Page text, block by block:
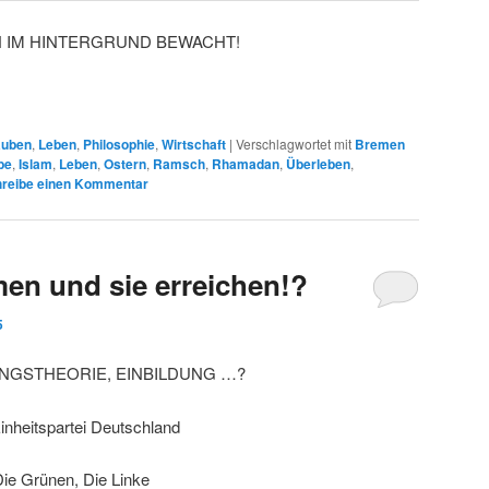
HINTERGRUND BEWACHT!
, Leben, Philosophie, Wirtschaft | Verschlagwortet mit Bremen
, Islam, Leben, Ostern, Ramsch, Rhamadan, Überleben,
einen Kommentar
und sie erreichen!?
EINBILDUNG …?
Deutschland
Grünen, Die Linke